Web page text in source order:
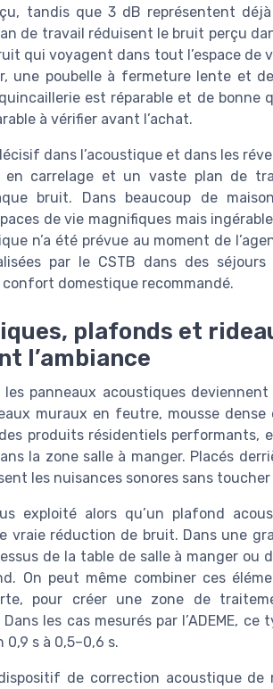
tandis que 3 dB représentent
de travail réduisent le bruit perçu
qui voyagent dans tout l’espace de
une poubelle à fermeture lente et
est réparable et de bonne
à vérifier avant l’achat.
dans l’acoustique et dans les
carrelage et un vaste plan de
bruit. Dans beaucoup de
de vie magnifiques mais
n’a été prévue au moment de
par le CSTB dans des
confort domestique recommandé.
plafonds et
l’ambiance
panneaux acoustiques
muraux en feutre, mousse
produits résidentiels performants,
la zone salle à manger. Placés
les nuisances sonores sans
exploité alors qu’un plafond
vraie réduction de bruit. Dans une
de la table de salle à manger ou
On peut même combiner ces
pour créer une zone de
les cas mesurés par l’ADEME,
0,9 s à 0,5–0,6 s.
de correction acoustique de